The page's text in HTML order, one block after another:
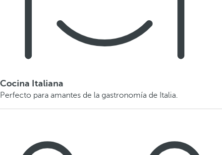
Cocina Italiana
Perfecto para amantes de la gastronomía de Italia.